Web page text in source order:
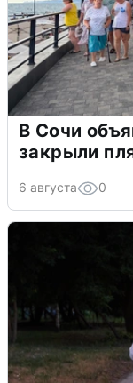
В Сочи
закрыли
6 августа 0